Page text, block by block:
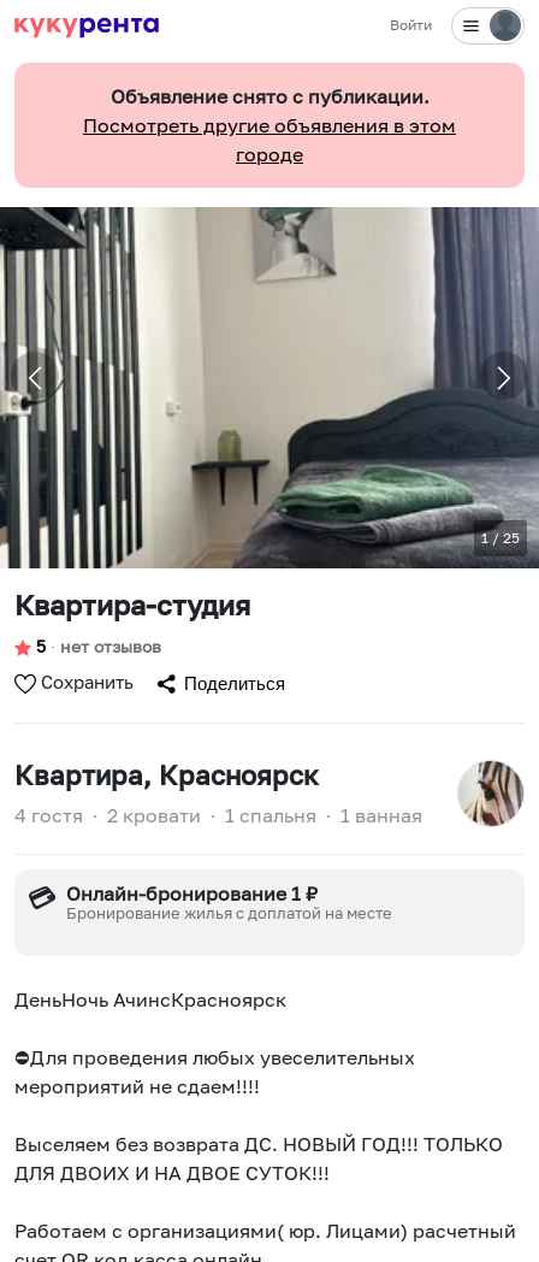
Войти
Объявление снято с публикации.
Посмотреть другие объявления в этом
городе
1/25
Квартира-студия
5 ∙ нет отзывов
Сохранить Поделиться
Квартира, Красноярск
4 гостя ∙ 2 кровати ∙ 1 спальня ∙ 1 ванная
💳 Онлайн-бронирование 1 ₽
Бронирование жилья с доплатой на месте
ДеньНочь АчинсКрасноярск
⛔️Для проведения любых увеселительных
мероприятий не сдаем!!!!
Выселяем без возврата ДС. НОВЫЙ ГОД!!! ТОЛЬКО
ДЛЯ ДВОИХ И НА ДВОЕ СУТОК!!!
Работаем с организациями( юр. Лицами) расчетный